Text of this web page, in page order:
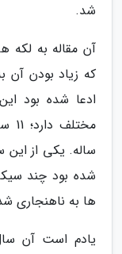
شد.
که زیاد بودن آن
ادعا شده بود
شده بود چند
ها به ناهنجاری
یادم است آن